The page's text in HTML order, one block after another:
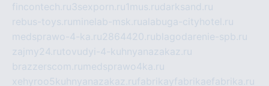
fincontech.ru3sexporn.ru1mus.rudarksand.ru
rebus-toys.ru minelab-msk.rualabuga-cityhotel.ru
medsprawo-4-ka.ru2864420.rublagodarenie-spb.ru
zajmy24.rutovudyi-4-kuhnyanazakaz.ru
brazzerscom.ru medsprawo4ka.ru
xehyroo5kuhnyanazakaz.rufabrikayfabrikaefabrika.ru